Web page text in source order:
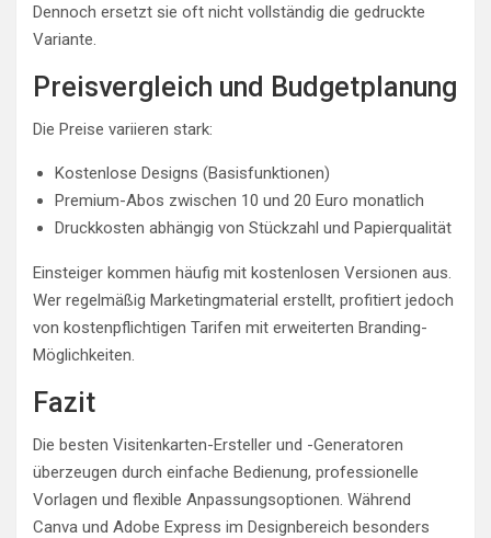
Dennoch ersetzt sie oft nicht vollständig die gedruckte
Variante.
Preisvergleich und Budgetplanung
Die Preise variieren stark:
Kostenlose Designs (Basisfunktionen)
Premium-Abos zwischen 10 und 20 Euro monatlich
Druckkosten abhängig von Stückzahl und Papierqualität
Einsteiger kommen häufig mit kostenlosen Versionen aus.
Wer regelmäßig Marketingmaterial erstellt, profitiert jedoch
von kostenpflichtigen Tarifen mit erweiterten Branding-
Möglichkeiten.
Fazit
Die besten Visitenkarten-Ersteller und -Generatoren
überzeugen durch einfache Bedienung, professionelle
Vorlagen und flexible Anpassungsoptionen. Während
Canva und Adobe Express im Designbereich besonders